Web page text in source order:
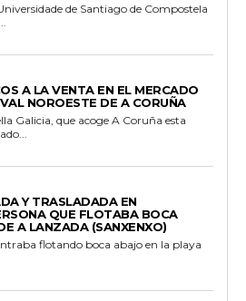
de Santiago de Compostela
A LA VENTA EN EL MERCADO
NOROESTE DE A CORUÑA
Galicia, que acoge A Coruña esta
Y TRASLADADA EN
QUE FLOTABA BOCA
A LANZADA (SANXENXO)
flotando boca abajo en la playa